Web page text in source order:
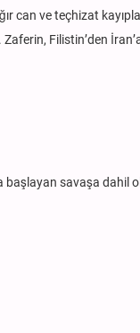
can ve teçhizat
Filistin’den
başlayan savaşa dahil